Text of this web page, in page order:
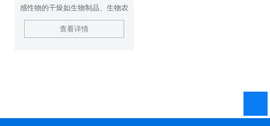
感性物的干燥如生物制品、生物农
药、酶制剂等，因所喷出的物料只
是在喷成雾状大小颗粒时才受到高
查看详情